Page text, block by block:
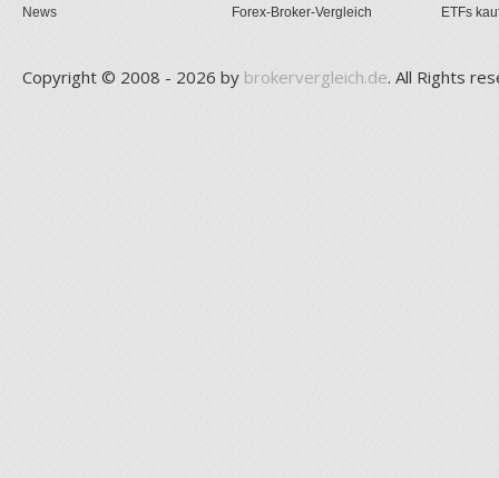
News Forex-Broker-Vergleich ETFs
Copyright © 2008 - 2026 by brokervergleich.de. All Rights